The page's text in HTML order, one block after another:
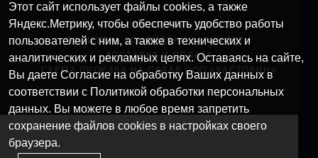
© 2025 CASTOLIN EUTECTIC
ПОЛИТИКА КОНФИДЕНЦИАЛЬНОСТИ
ДОСТАВКА И ОПЛАТА
СХЕМА ПРОЕЗДА НА СКЛАД ООО «КАСТОЛИН»
Этот сайт использует файлы cookies, а также
Яндекс.Метрику, чтобы обеспечить удобство работы
пользователей с ним, а также в технических и
аналитических и рекламных целях. Оставаясь на сайте,
Вы даете Согласие на обработку Ваших данных в
соответствии с Политикой обработки персональных
данных. Вы можете в любое время запретить
сохранение файлов cookies в настройках своего
браузера.